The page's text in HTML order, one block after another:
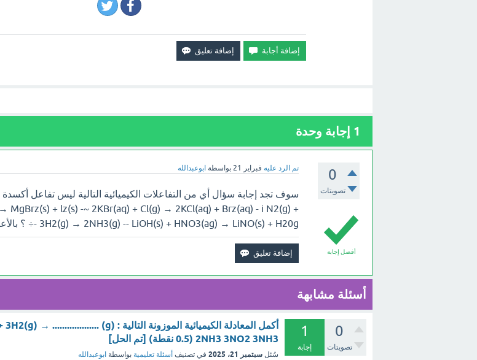
1 إجابة وحدة
0
تصويتات
تم الرد عليه فبراير 21 بواسطة ابوعبدالله
أفضل إجابة
سوف تجد إجابة سؤال أي من التفاعلات الكيميائية التالية ليس تفاعل أكسدة
MgBrz(s) + lz(s) -~ 2KBr(aq) + Cl(g) → 2KCl(aq) + Brz(aq) - i N2(g) +
3H2(g) → 2NH3(g) -- LiOH(s) + HNO3(ag) → LiNO(s) + H20g -÷ ؟ بالأعلى.
أسئلة مشابهة
0
تصويتات
1
إجابة
سُئل سبتمبر 21، 2025 في تصنيف أسئلة تعليمية بواسطة ابوعبدالله